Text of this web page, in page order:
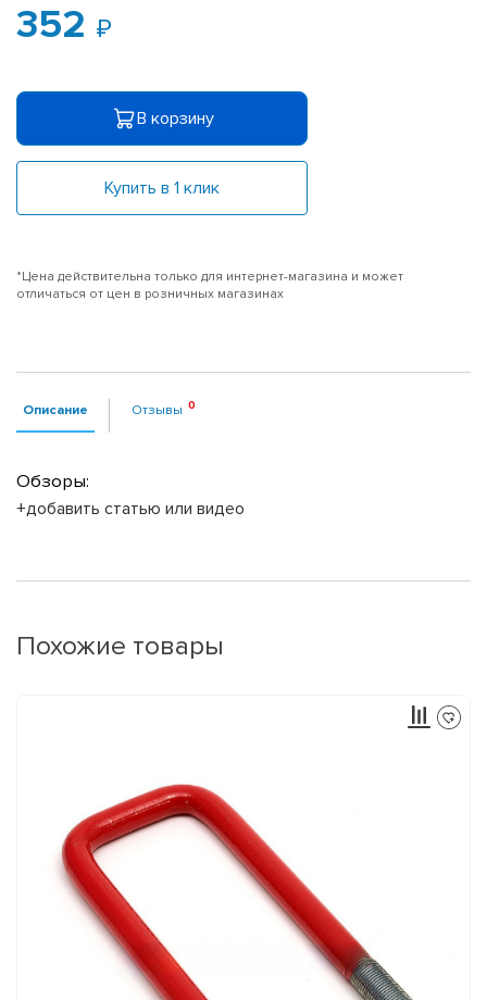
352
В корзину
Купить в 1 клик
*Цена действительна только для интернет-магазина и может
отличаться от цен в розничных магазинах
Описание Отзывы
Обзоры:
+добавить статью или видео
Похожие товары